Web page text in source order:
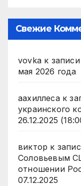
Свежие
vovka к записи
мая 2026 года
аахиллесак
украинского
26.12.2025
виктор к
Соловьевым
отношении
07.12.2025